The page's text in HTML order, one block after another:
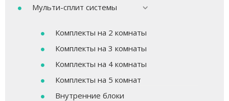
Мульти-сплит системы
Комплекты на 2 комнаты
Комплекты на 3 комнаты
Комплекты на 4 комнаты
Комплекты на 5 комнат
Внутренние блоки